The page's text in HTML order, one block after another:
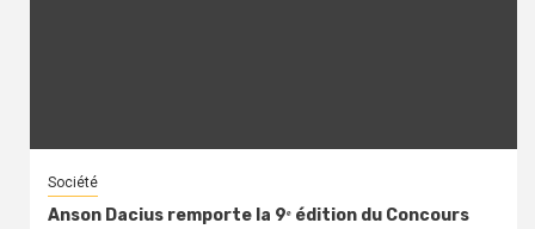
Société
Anson Dacius remporte la 9ᵉ édition du Concours